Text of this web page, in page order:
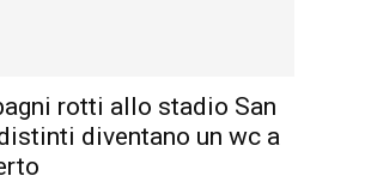
rotti allo stadio San
diventano un wc a